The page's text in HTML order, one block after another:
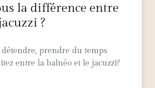
la différence entre
?
détendre, prendre du temps
entre la balnéo et le jacuzzi?